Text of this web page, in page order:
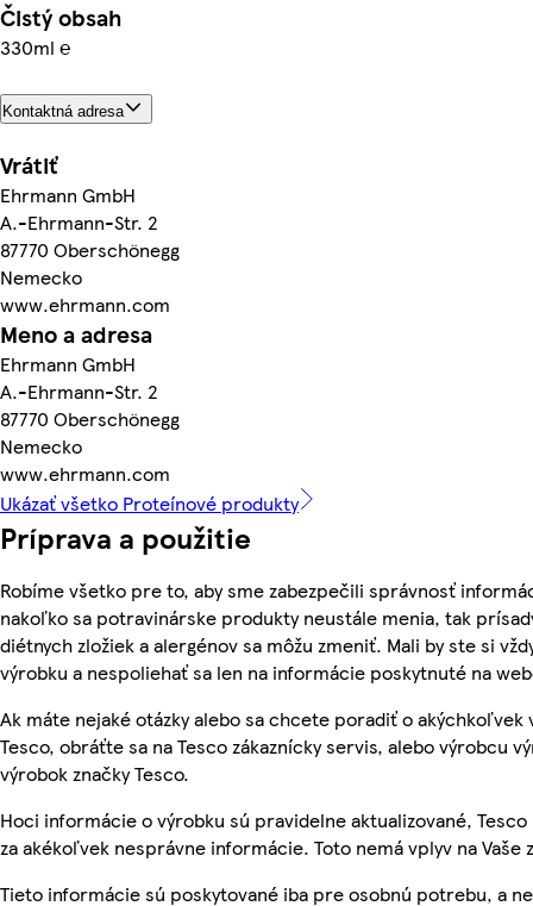
Čistý obsah
330ml ℮
Kontaktná adresa
Vrátiť
Ehrmann GmbH
A.-Ehrmann-Str. 2
87770 Oberschönegg
Nemecko
www.ehrmann.com
Meno a adresa
Ehrmann GmbH
A.-Ehrmann-Str. 2
87770 Oberschönegg
Nemecko
www.ehrmann.com
Ukázať všetko Proteínové produkty
Príprava a použitie
Robíme všetko pre to, aby sme zabezpečili správnosť
nakoľko sa potravinárske produkty neustále menia, tak
diétnych zložiek a alergénov sa môžu zmeniť. Mali by ste si
výrobku a nespoliehať sa len na informácie poskytnuté na
Ak máte nejaké otázky alebo sa chcete poradiť o akýchkoľvek
Tesco, obráťte sa na Tesco zákaznícky servis, alebo výrobcu
výrobok značky Tesco.
Hoci informácie o výrobku sú pravidelne aktualizované,
za akékoľvek nesprávne informácie. Toto nemá vplyv na Vaše
Tieto informácie sú poskytované iba pre osobnú potrebu, a